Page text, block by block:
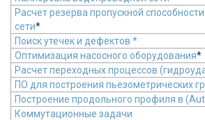
Расчет резерва пропускной
сети*
Поиск утечек и дефектов *
Оптимизация насосного оборудования*
Расчет переходных процессов
ПО для построения пьезометрических
Построение продольного профиля в
Коммутационные задачи